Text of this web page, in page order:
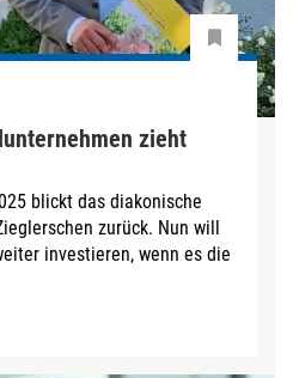
zieht
blickt das diakonische
zurück. Nun will
investieren, wenn es die